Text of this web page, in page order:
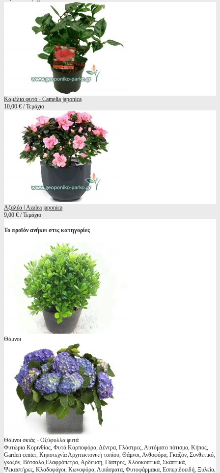
Καμέλια φυτό - Camelia japonica
10,00 € / Τεμάχιο
Αζαλέα | Azalea japonica
9,00 € / Τεμάχιο
Το προϊόν ανήκει στις κατηγορίες
Θάμνοι
Θάμνοι σκιάς - Οξύφυλλα φυτά
Φυτώρια Κορινθίας, Φυτά Καρποφόρα, Δέντρα, Γλάστρες, Αυτόματο πότισμα, Κήπος,
Garden center, Κηποτεχνία Αρχιτεκτονική τοπίου, Θάμνοι, Ανθοφόρα, Γκαζόν, Συνθετικό,
γκαζόν, Βότσαλα,Ελαφρόπετρα, Αρδευση, Γάστρες, Χλοοκοπτικά, Σκαπτικά,
Ψεκαστήρες, Κλαδοφάγοι, Κωνοφόρα, Λιπάσματα, Φυτοφάρμακα, Εσπεριδοειδή, Ξυλεία,